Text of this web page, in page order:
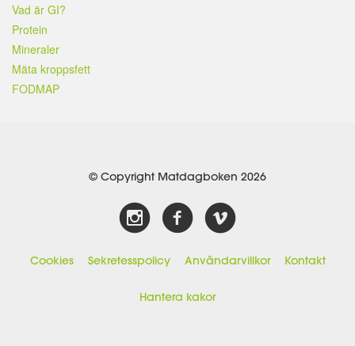
Vad är GI?
Protein
Mineraler
Mäta kroppsfett
FODMAP
© Copyright Matdagboken 2026
Cookies Sekretesspolicy Användarvillkor Kontakt
Hantera kakor